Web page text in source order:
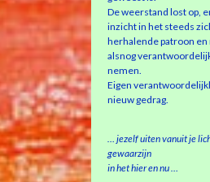
De weerstand lost op,
inzicht in het steeds
herhalende patroon
alsnog
nemen.
Eigen
nieuw gedrag.
… jezelf uiten vanuit je
gewaarzijn
in het hier en nu …